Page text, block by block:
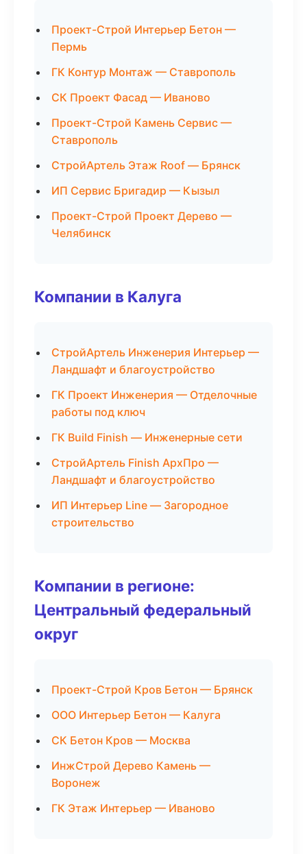
Проект-Строй Интерьер Бетон —
Пермь
ГК Контур Монтаж — Ставрополь
СК Проект Фасад — Иваново
Проект-Строй Камень Сервис —
Ставрополь
СтройАртель Этаж Roof — Брянск
ИП Сервис Бригадир — Кызыл
Проект-Строй Проект Дерево —
Челябинск
Компании в Калуга
СтройАртель Инженерия Интерьер —
Ландшафт и благоустройство
ГК Проект Инженерия — Отделочные
работы под ключ
ГК Build Finish — Инженерные сети
СтройАртель Finish АрхПро —
Ландшафт и благоустройство
ИП Интерьер Line — Загородное
строительство
Компании в регионе:
Центральный федеральный
округ
Проект-Строй Кров Бетон — Брянск
ООО Интерьер Бетон — Калуга
СК Бетон Кров — Москва
ИнжСтрой Дерево Камень —
Воронеж
ГК Этаж Интерьер — Иваново